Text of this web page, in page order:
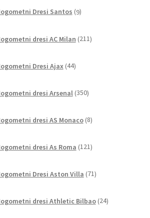
Dresi Santos 9izdelkov
dresi AC Milan 211izdelkov
Dresi Ajax 44izdelkov
dresi Arsenal 350izdelkov
dresi AS Monaco 8izdelkov
dresi As Roma 121izdelkov
Dresi Aston Villa 71izdelkov
dresi Athletic Bilbao 24izdelkov